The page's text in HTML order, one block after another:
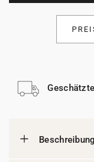
Beschreibung